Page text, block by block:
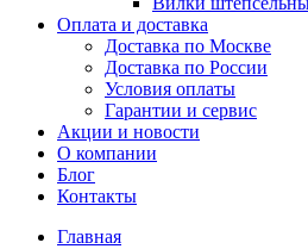
Оплата и доставка
Доставка по Москве
Доставка по России
Условия оплаты
Гарантии и сервис
Акции и новости
О компании
Блог
Контакты
Главная